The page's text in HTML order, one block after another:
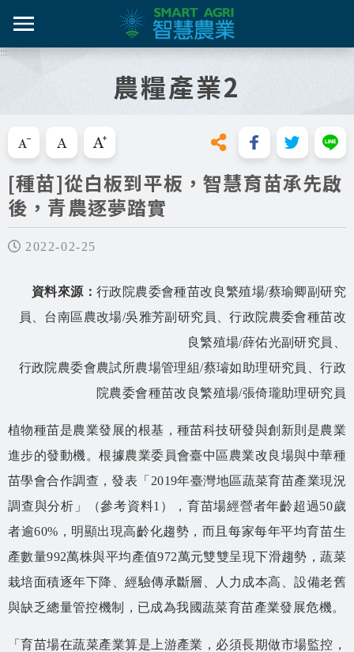
:::
農糧產業2
[種苗]從白板到平板，智慧育苗承先啟
後，青農逐夢踏實
2022-02-25
資料來源 ： 行政院農委會種苗改良繁殖場/蔡瑜卿副研究
員、台南區農改場/吳雅芳副研究員、行政院農委會種苗改
良繁殖場/薛佑光副研究員、
行政院農委會農試所農場管理組/蔡璿如助理研究員、行政
院農委會種苗改良繁殖場/張倚瓏助理研究員
植物種苗是農業發展的根基，種苗科技研發與創新則是農業
進步的發動機。根據農業委員會臺中區農業改良場與中華種
苗學會合作調查，發表「2019年臺灣地區蔬菜育苗產業現況
調查與分析」（參考資料1），育苗場經營者年齡超過50歲
者逾60%，明顯出現高齡化趨勢，而且每家每年平均育苗生
產數量992萬株與平均產值972萬元雙雙呈現下滑趨勢，蔬菜
栽培面積逐年下降、經驗傳承斷層、人力成本高、設備老舊
與缺乏總量管控機制，已成為我國蔬菜育苗產業發展危機。
「育苗場在蔬菜產業算是上游產業，必須長期做市場監控，
新知與活動
推動實例
影音區
技術專區
相關資源
智慧農業生態圈 FB
網站導覽
English
畜禽產業
亮點專輯
資料集